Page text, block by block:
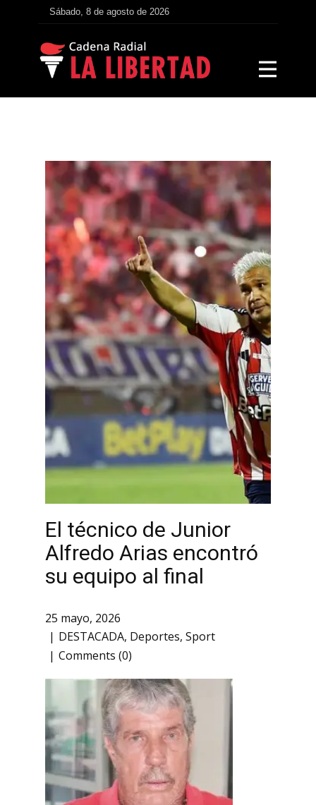
Sábado, 8 de agosto de 2026
El técnico de Junior
Alfredo Arias encontró
su equipo al final
25 mayo, 2026
DESTACADA, Deportes, Sport
Comments (0)